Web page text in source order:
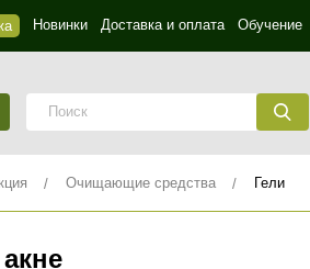
Новинки Доставка и оплата Обучение
Очищающие средства Гели